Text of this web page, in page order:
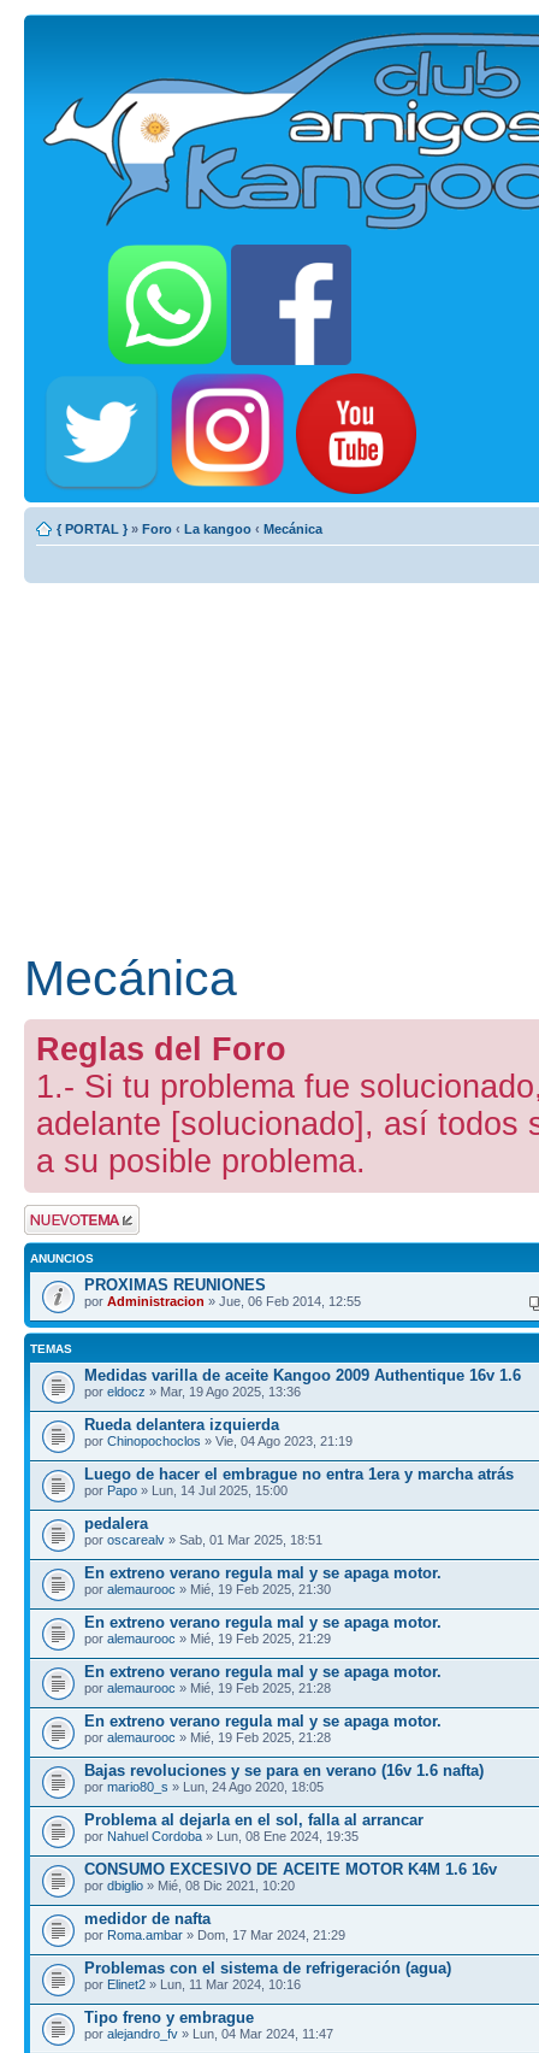
{ PORTAL } » Foro ‹ La kangoo ‹ Mecánica
Mecánica
Reglas del Foro
1.- Si tu problema fue
adelante [solucionado], así todos
a su posible problema.
Publicar un nuevo
tema
ANUNCIOS
PROXIMAS REUNIONES
por Administracion » Jue, 06 Feb 2014, 12:55
TEMAS
Medidas varilla de aceite Kangoo 2009 Authentique 16v 1.6
por eldocz » Mar, 19 Ago 2025, 13:36
Rueda delantera izquierda
por Chinopochoclos » Vie, 04 Ago 2023, 21:19
Luego de hacer el embrague no entra 1era y marcha atrás
por Papo » Lun, 14 Jul 2025, 15:00
pedalera
por oscarealv » Sab, 01 Mar 2025, 18:51
En extreno verano regula mal y se apaga motor.
por alemaurooc » Mié, 19 Feb 2025, 21:30
En extreno verano regula mal y se apaga motor.
por alemaurooc » Mié, 19 Feb 2025, 21:29
En extreno verano regula mal y se apaga motor.
por alemaurooc » Mié, 19 Feb 2025, 21:28
En extreno verano regula mal y se apaga motor.
por alemaurooc » Mié, 19 Feb 2025, 21:28
Bajas revoluciones y se para en verano (16v 1.6 nafta)
por mario80_s » Lun, 24 Ago 2020, 18:05
Problema al dejarla en el sol, falla al arrancar
por Nahuel Cordoba » Lun, 08 Ene 2024, 19:35
CONSUMO EXCESIVO DE ACEITE MOTOR K4M 1.6 16v
por dbiglio » Mié, 08 Dic 2021, 10:20
medidor de nafta
por Roma.ambar » Dom, 17 Mar 2024, 21:29
Problemas con el sistema de refrigeración (agua)
por Elinet2 » Lun, 11 Mar 2024, 10:16
Tipo freno y embrague
por alejandro_fv » Lun, 04 Mar 2024, 11:47